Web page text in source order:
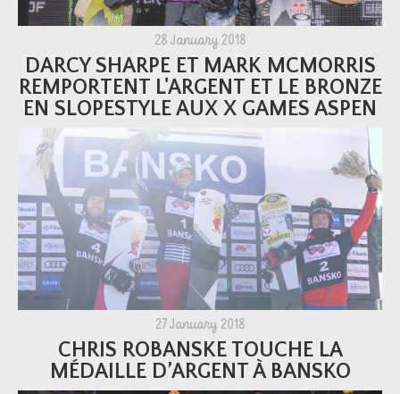
28 January 2018
DARCY SHARPE ET MARK MCMORRIS
REMPORTENT L'ARGENT ET LE BRONZE
EN SLOPESTYLE AUX X GAMES ASPEN
27 January 2018
CHRIS ROBANSKE TOUCHE LA
MÉDAILLE D’ARGENT À BANSKO